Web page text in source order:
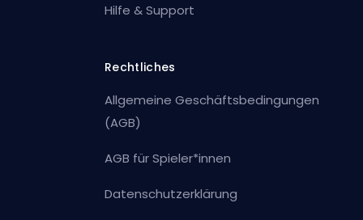
Hilfe & Support
Rechtliches
Allgemeine Geschäftsbedingungen
(AGB)
AGB für Spieler*innen
Datenschutzerklärung